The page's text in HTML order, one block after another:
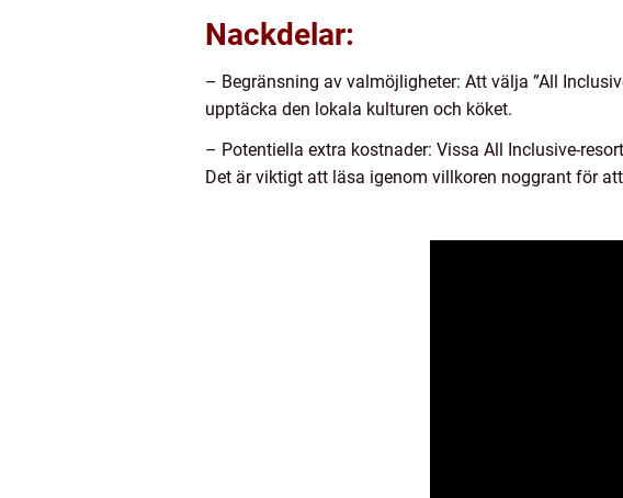
Nackdelar:
– Begränsning av valmöjligheter: Att välja ”All
upptäcka den lokala kulturen och köket.
– Potentiella extra kostnader: Vissa All Inclusive-
Det är viktigt att läsa igenom villkoren noggrant för